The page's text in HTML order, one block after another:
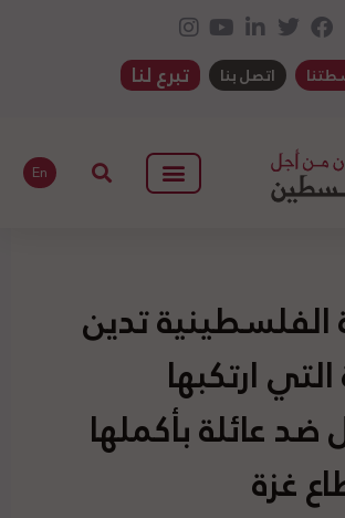
اتصل بنا تبرع لنا
En
الفلسطينية تدين
ارتكبها
ضد عائلة بأكملها
غزة